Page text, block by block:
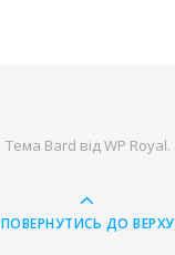
Тема Bard від WP Royal.
ПОВЕРНУТИСЬ ДО ВЕРХУ